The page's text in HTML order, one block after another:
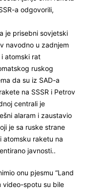
a odgovorili,
je prisebni sovjetski
navodno u zadnjem
atomski rat
ruskog
da su iz SAD-a
na SSSR i Petrov
centrali je
alaram i zaustavio
je sa ruske strane
atomsku raketu na
javnosti..
onu pjesmu “Land
video-spotu su bile